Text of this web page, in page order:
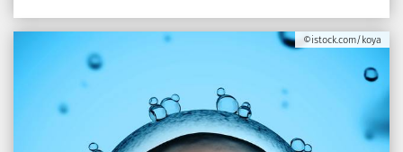
©istock.com/koya